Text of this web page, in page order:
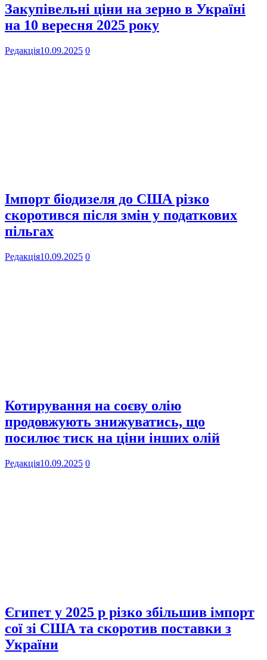
Закупівельні ціни на зерно в Україні
на 10 вересня 2025 року
Редакція10.09.2025 0
Імпорт біодизеля до США різко
скоротився після змін у податкових
пільгах
Редакція10.09.2025 0
Котирування на соєву олію
продовжують знижуватись, що
посилює тиск на ціни інших олій
Редакція10.09.2025 0
Єгипет у 2025 р різко збільшив імпорт
сої зі США та скоротив поставки з
України